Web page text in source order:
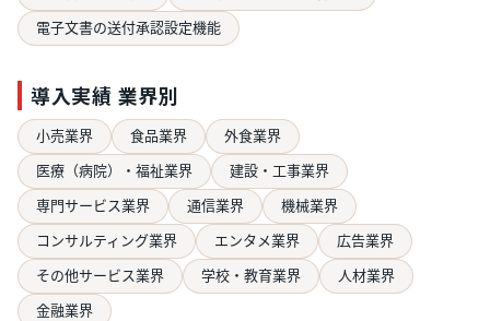
電子文書の送付承認設定機能
導入実績 業界別
小売業界 食品業界
外食業界
医療（病院）・福祉業界
建設・工事業界
専門サービス業界
通信業界
機械業界
コンサルティング業界
エンタメ業界
広告業界
その他サービス業界
学校・教育業界
人材業界
金融業界